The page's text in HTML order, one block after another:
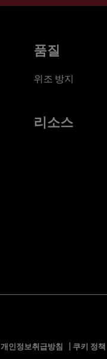
품질
위조 방지
리소스
개인정보취급방침
쿠키 정책